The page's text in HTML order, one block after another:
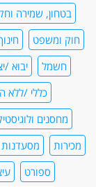
בטחון, שמירה
חוק ומשפט
חשמל
יבוא /
כללי /ללא
מחסנים
מכירות
ספורט